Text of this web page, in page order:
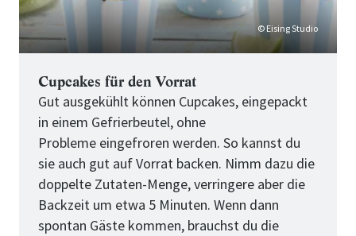
© Eising Studio
Cupcakes für den Vorrat
Gut ausgekühlt können Cupcakes, eingepackt
in einem Gefrierbeutel, ohne
Probleme eingefroren werden. So kannst du
sie auch gut auf Vorrat backen. Nimm dazu die
doppelte Zutaten-Menge, verringere aber die
Backzeit um etwa 5 Minuten. Wenn dann
spontan Gäste kommen, brauchst du die